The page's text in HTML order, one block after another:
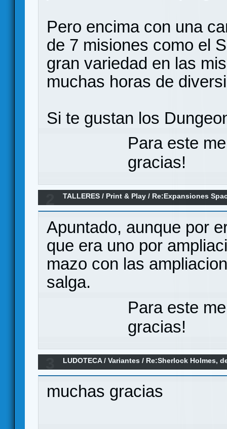
Pero encima con una
de 7 misiones como el
gran variedad en las
muchas horas de
Si te gustan los
Para este
gracias!
TALLERES / Print & Play / Re:Expansiones
Apuntado, aunque por
que era uno por
mazo con las
salga.
Para este
gracias!
LUDOTECA/Variantes / Re:Sherlock Holmes,
muchas gracias